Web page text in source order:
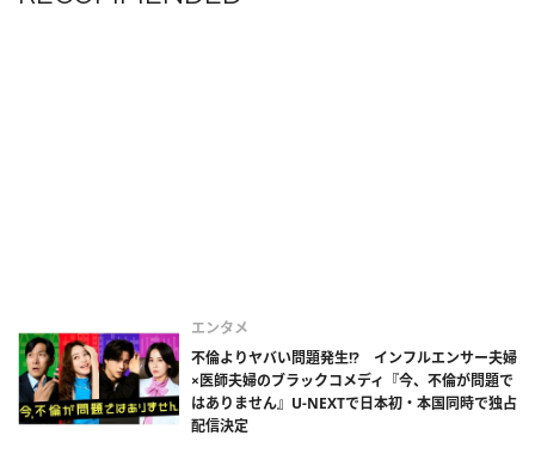
エンタメ
不倫よりヤバい問題発生!? インフルエンサー夫婦
×医師夫婦のブラックコメディ『今、不倫が問題で
はありません』U-NEXTで日本初・本国同時で独占
配信決定